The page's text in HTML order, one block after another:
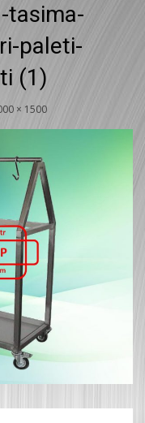
tasima-
paleti-
(1)
× 1500